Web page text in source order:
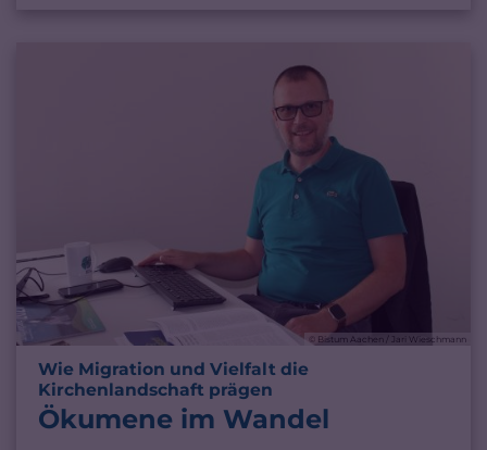
© Bistum Aachen / Jari Wieschmann
Wie Migration und Vielfalt die
Kirchenlandschaft prägen
Ökumene im Wandel